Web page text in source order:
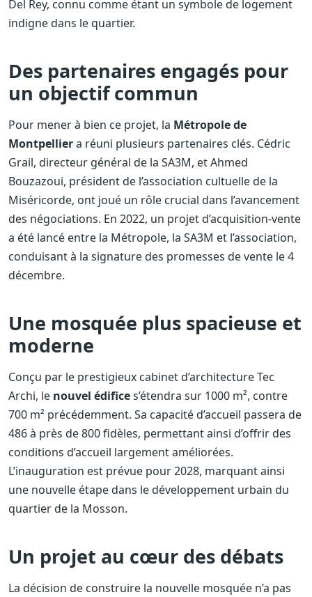
Del Rey, connu comme étant un symbole de logement
indigne dans le quartier.
Des partenaires engagés pour
un objectif commun
Pour mener à bien ce projet, la Métropole de
Montpelliera réuni plusieurs partenaires clés. Cédric
Grail, directeur général de la SA3M, et Ahmed
Bouzazoui, président de l’association cultuelle de la
Miséricorde, ont joué un rôle crucial dans l’avancement
des négociations. En 2022, un projet d’acquisition-vente
a été lancé entre la Métropole, la SA3M et l’association,
conduisant à la signature des promesses de vente le 4
décembre.
Une mosquée plus spacieuse et
moderne
Conçu par le prestigieux cabinet d’architecture Tec
Archi, le nouvel édifices’étendra sur 1000 m², contre
700 m² précédemment. Sa capacité d’accueil passera de
486 à près de 800 fidèles, permettant ainsi d’offrir des
conditions d’accueil largement améliorées.
L’inauguration est prévue pour 2028, marquant ainsi
une nouvelle étape dans le développement urbain du
quartier de la Mosson.
Un projet au cœur des débats
La décision de construire la nouvelle mosquée n’a pas